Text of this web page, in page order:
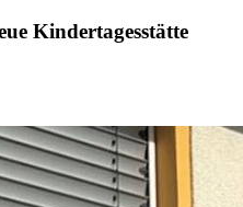
Kindertagesstätte